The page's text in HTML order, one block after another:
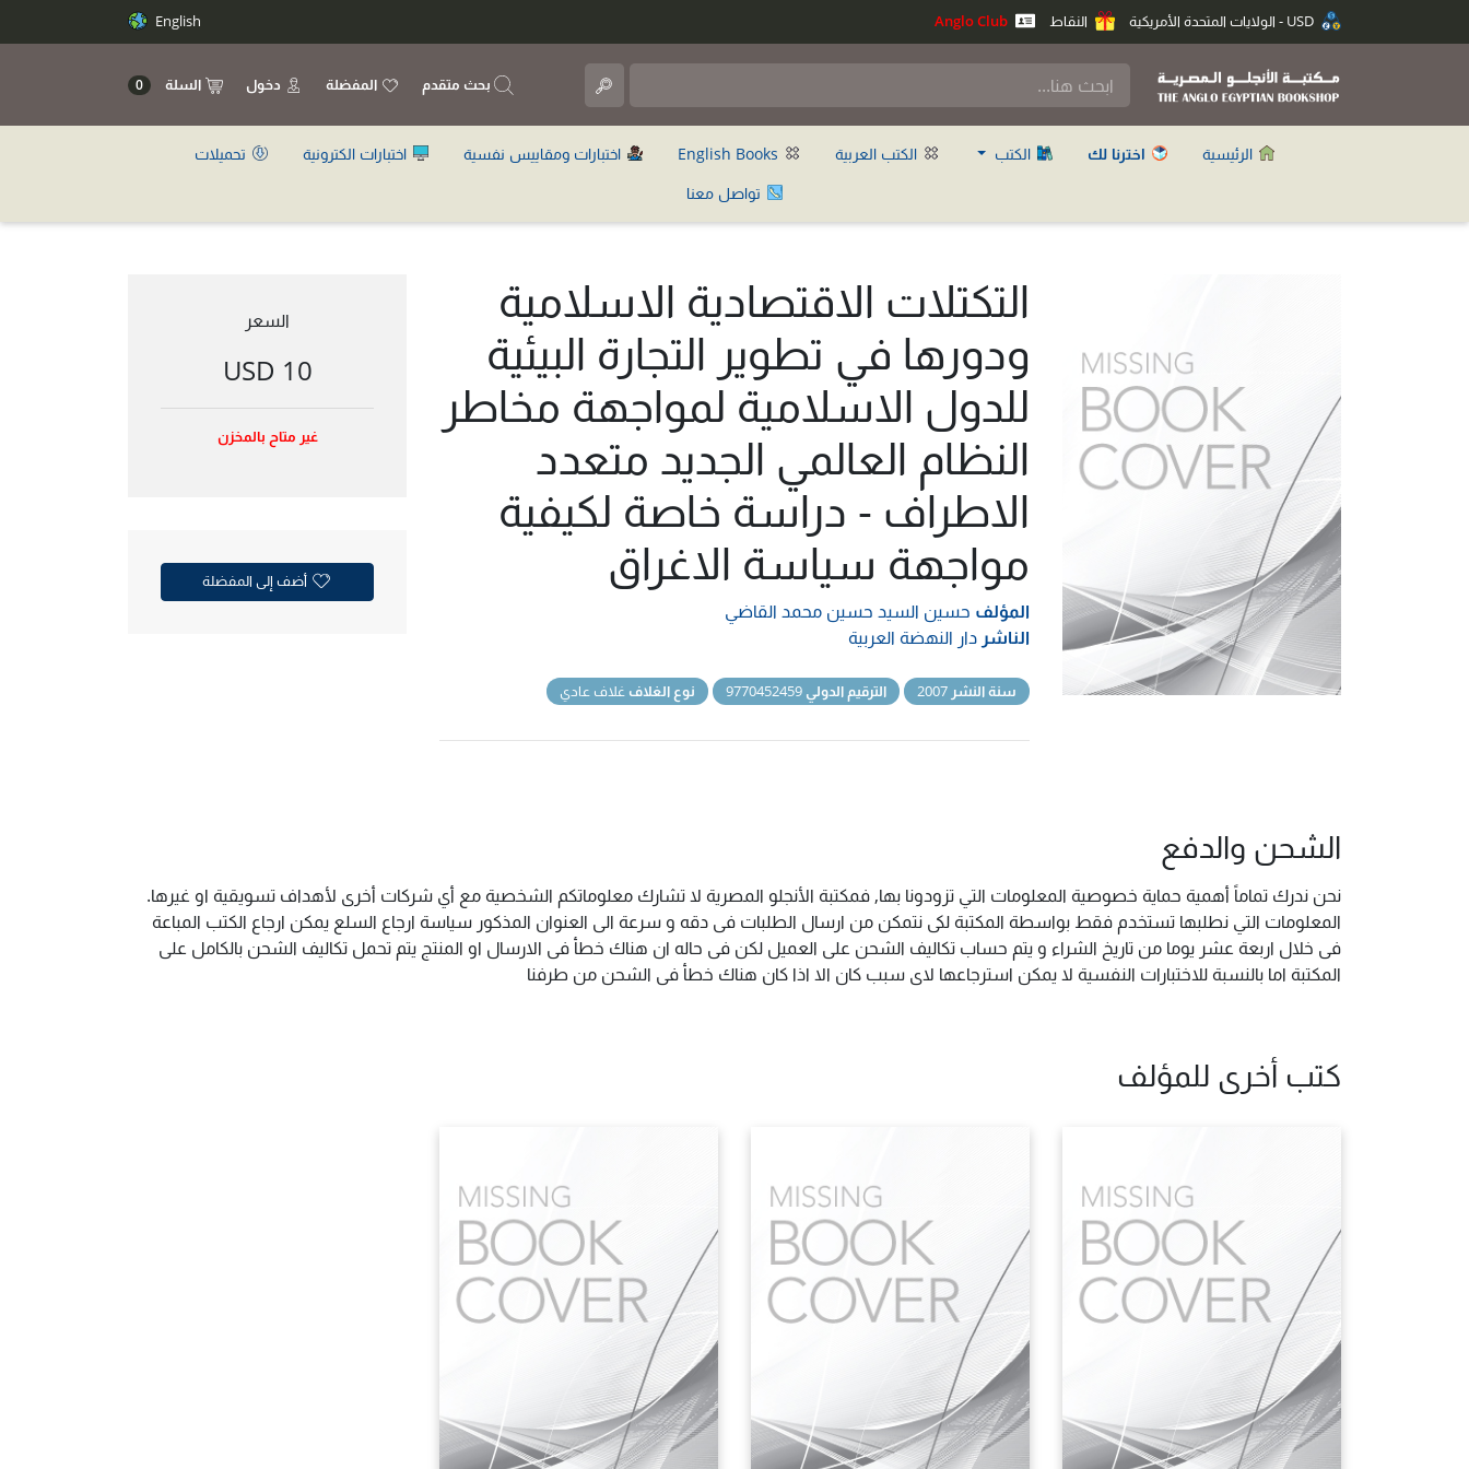
النقاط English
بحث متقدم المفضلة دخول السلة 0
الرئيسية اخترنا لك الكتب الكتب العربية اختبارات ومقاييس نفسية اختبارات الكترونية
تحميلات
تواصل معنا
التكتلات الاقتصادية الاسلامية
ودورها في تطوير التجارة البيئية
للدول الاسلامية لمواجهة مخاطر
النظام العالمي الجديد متعدد
الاطراف - دراسة خاصة لكيفية
مواجهة سياسة الاغراق
المؤلف حسين السيد حسين محمد القاضي
الناشر دار النهضة العربية
سنة النشر الترقيم الدولي نوع الغلاف غلاف عادي
السعر
10 USD
غير متاح بالمخزن
أضف إلى المفضلة
الشحن والدفع
نحن ندرك تماماً أهمية حماية خصوصية المعلومات التي تزودونا بها, فمكتبة الأنجلو المصرية لا تشارك معلوماتكم الشخصية مع أي شركات أخرى لأهداف تسويقية او غيرها.
المعلومات التي نطلبها تستخدم فقط بواسطة المكتبة لكى نتمكن من ارسال الطلبات فى دقه و سرعة الى العنوان المذكور سياسة ارجاع السلع يمكن ارجاع الكتب المباعة
فى خلال اربعة عشر يوما من تاريخ الشراء و يتم حساب تكاليف الشحن على العميل لكن فى حاله ان هناك خطأ فى الارسال او المنتج يتم تحمل تكاليف الشحن بالكامل على
المكتبة اما بالنسبة للاختبارات النفسية لا يمكن استرجاعها لاى سبب كان الا اذا كان هناك خطأ فى الشحن من طرفنا
كتب أخرى للمؤلف